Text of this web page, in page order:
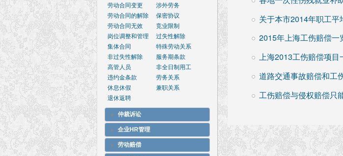
劳动合同变更
涉外劳务
劳动合同的解除
保密协议
劳动合同无效
竞业限制
岗位调整和管理
过失性解除
集体合同
特殊劳动关系
非过失性解除
服务期条款
高管人员
非全日制用工
违约金条款
劳务关系
休息休假
兼职关系
退休返聘
仲裁诉讼
企业HR管理
劳动赔偿
关于本市2014年职工
2015年上海工伤赔偿一
上海2013工伤赔偿项目
道路交通事故赔偿和工
工伤赔偿与侵权赔偿只